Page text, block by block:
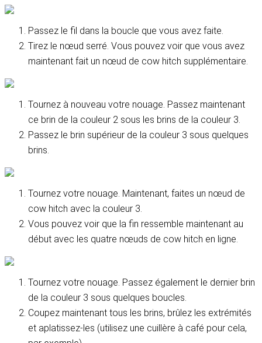
Passez le fil dans la boucle que vous avez faite.
Tirez le nœud serré. Vous pouvez voir que vous avez
maintenant fait un nœud de cow hitch supplémentaire.
Tournez à nouveau votre nouage. Passez maintenant
ce brin de la couleur 2 sous les brins de la couleur 3.
Passez le brin supérieur de la couleur 3 sous quelques
brins.
Tournez votre nouage. Maintenant, faites un nœud de
cow hitch avec la couleur 3.
Vous pouvez voir que la fin ressemble maintenant au
début avec les quatre nœuds de cow hitch en ligne.
Tournez votre nouage. Passez également le dernier brin
de la couleur 3 sous quelques boucles.
Coupez maintenant tous les brins, brûlez les extrémités
et aplatissez-les (utilisez une cuillère à café pour cela,